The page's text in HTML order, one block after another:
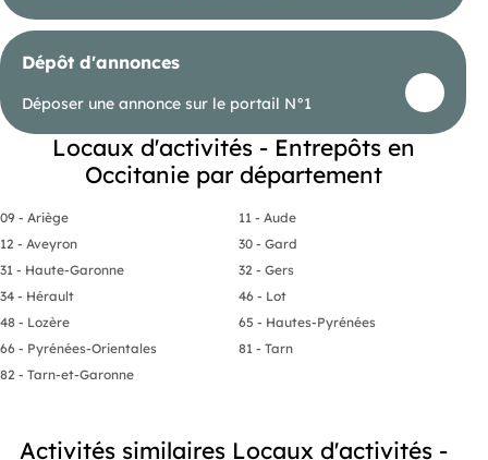
Dépôt d'annonces
Déposer une annonce sur le portail N°1
Locaux d'activités - Entrepôts en
Occitanie par département
09 - Ariège
11 - Aude
12 - Aveyron
30 - Gard
31 - Haute-Garonne
32 - Gers
34 - Hérault
46 - Lot
48 - Lozère
65 - Hautes-Pyrénées
66 - Pyrénées-Orientales
81 - Tarn
82 - Tarn-et-Garonne
Activités similaires Locaux d'activités -